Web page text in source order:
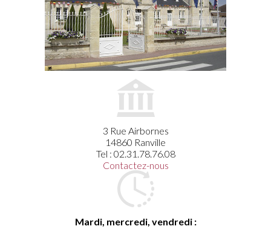
3 Rue Airbornes
14860 Ranville
Tel : 02.31.78.76.08
Contactez-nous
Mardi, mercredi, vendredi :